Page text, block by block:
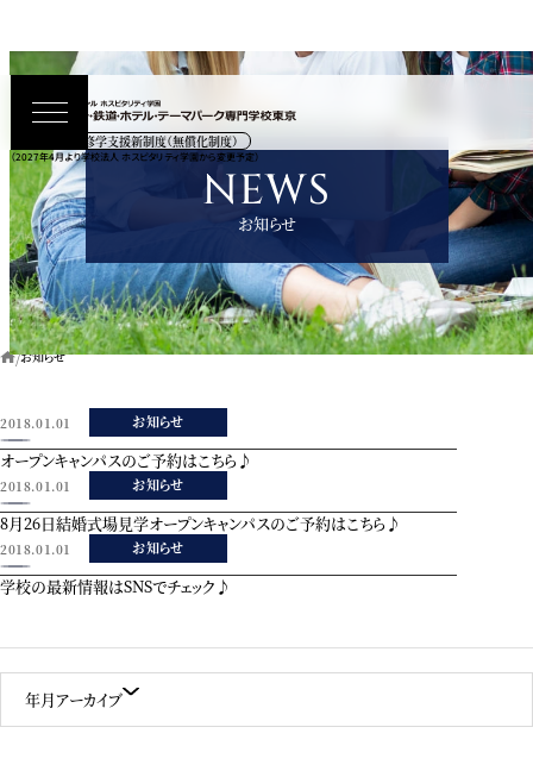
高等教育の修学支援新制度（無償化制度）
（2027年4月より学校法人 ホスピタリティ学園から変更予定）
NEWS
お知らせ
お知らせ
年月アーカイブ
2018.01.01 お知らせ
オープンキャンパスのご予約はこちら♪
2018.01.01 お知らせ
8月26日結婚式場見学オープンキャンパスのご予約はこちら♪
2018.01.01 お知らせ
学校の最新情報はSNSでチェック♪